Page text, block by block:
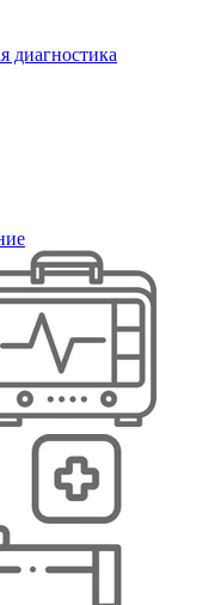
диагностика